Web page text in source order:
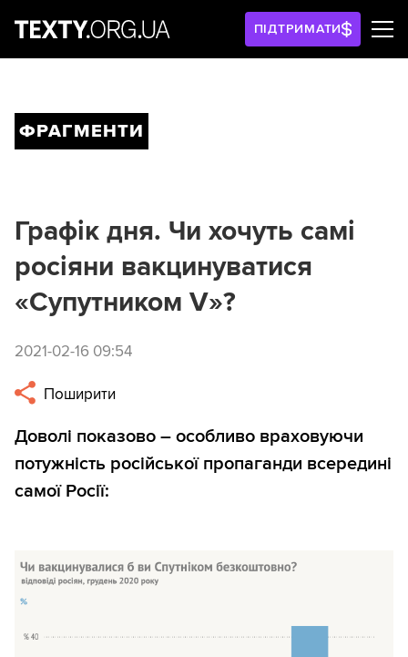
ПІДТРИМАТИ
ФРАГМЕНТИ
Графік дня. Чи хочуть самі
росіяни вакцинуватися
«Супутником V»?
2021-02-16 09:54
Поширити
Доволі показово – особливо враховуючи
потужність російської пропаганди всередині
самої Росії: